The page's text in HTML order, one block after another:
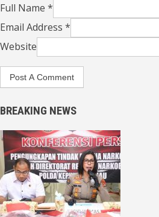
Full Name *
Email Address *
Website
BREAKING NEWS